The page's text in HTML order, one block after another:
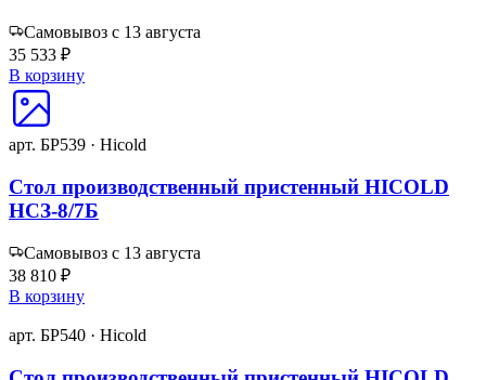
Самовывоз с 13 августа
35 533 ₽
В корзину
арт. БР539 · Hicold
Стол производственный пристенный HICOLD
НСЗ-8/7Б
Самовывоз с 13 августа
38 810 ₽
В корзину
арт. БР540 · Hicold